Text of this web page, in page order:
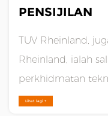
PENSIJILAN
TUV Rheinland,
Rheinland, ialah
perkhidmatan
dengan rangkaian
Lihat lagi +